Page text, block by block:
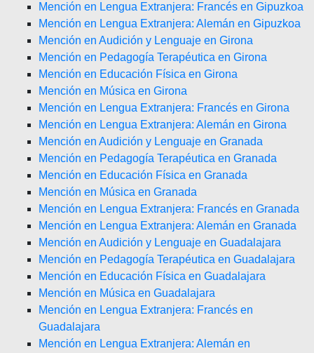
Mención en Lengua Extranjera: Francés en Gipuzkoa
Mención en Lengua Extranjera: Alemán en Gipuzkoa
Mención en Audición y Lenguaje en Girona
Mención en Pedagogía Terapéutica en Girona
Mención en Educación Física en Girona
Mención en Música en Girona
Mención en Lengua Extranjera: Francés en Girona
Mención en Lengua Extranjera: Alemán en Girona
Mención en Audición y Lenguaje en Granada
Mención en Pedagogía Terapéutica en Granada
Mención en Educación Física en Granada
Mención en Música en Granada
Mención en Lengua Extranjera: Francés en Granada
Mención en Lengua Extranjera: Alemán en Granada
Mención en Audición y Lenguaje en Guadalajara
Mención en Pedagogía Terapéutica en Guadalajara
Mención en Educación Física en Guadalajara
Mención en Música en Guadalajara
Mención en Lengua Extranjera: Francés en
Guadalajara
Mención en Lengua Extranjera: Alemán en